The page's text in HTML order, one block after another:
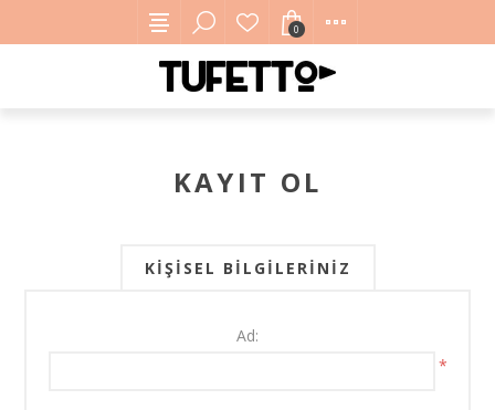
0
KAYIT OL
KIŞISEL BILGILERINIZ
Ad:
*